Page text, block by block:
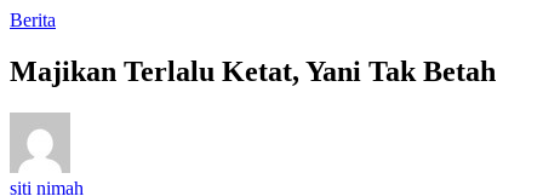
Berita
Majikan Terlalu Ketat, Yani Tak Betah
siti nimah